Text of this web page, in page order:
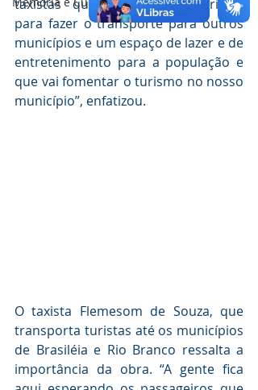
taxistas que recebem os turistas
para fazer o transporte para outros
municípios e um espaço de lazer e de
entretenimento para a população e
que vai fomentar o turismo no nosso
município”, enfatizou.
O taxista Flemesom de Souza, que
transporta turistas até os municípios
de Brasiléia e Rio Branco ressalta a
importância da obra. “A gente fica